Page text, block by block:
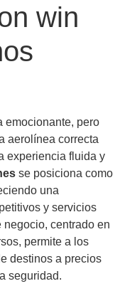
win
emocionante, pero
aerolínea correcta
experiencia fluida y
se posiciona como
una
y servicios
centrado en
permite a los
destinos a precios
seguridad.